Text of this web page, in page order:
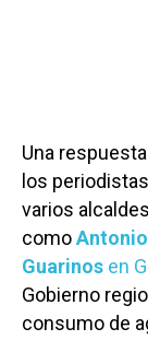
Una
los
varios
como
Guarinos en
Gobierno
consumo de